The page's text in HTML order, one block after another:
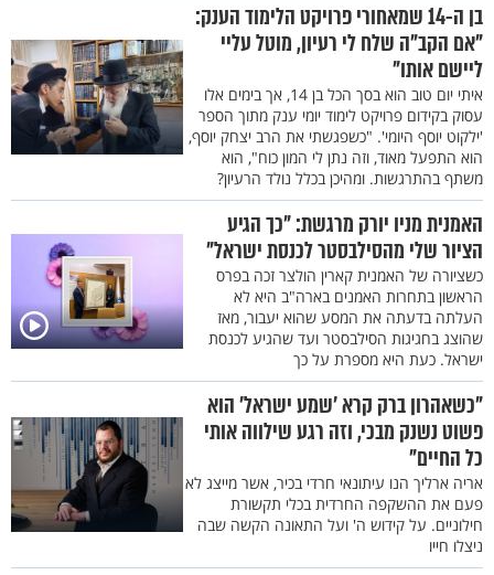
בן ה-14 שמאחורי פרויקט הלימוד הענק:
"אם הקב"ה שלח לי רעיון, מוטל עליי
ליישם אותו"
איתי יום טוב הוא בסך הכל בן 14, אך בימים אלו
עסוק בקידום פרויקט לימוד יומי ענק מתוך הספר
'ילקוט יוסף היומי'. "כשפגשתי את הרב יצחק יוסף,
הוא התפעל מאוד, וזה נתן לי המון כוח", הוא
משתף בהתרגשות. ומהיכן בכלל נולד הרעיון?
האמנית מניו יורק מרגשת: "כך הגיע
הציור שלי מהסילבסטר לכנסת ישראל"
כשציורה של האמנית קארין הולצר זכה בפרס
הראשון בתחרות האמנים בארה"ב היא לא
העלתה בדעתה את המסע שהוא יעבור, מאז
שהוצג בחגיגות הסילבסטר ועד שהגיע לכנסת
ישראל. כעת היא מספרת על כך
"כשאהרון ברק קרא 'שמע ישראל' הוא
פשוט נשנק מבכי, וזה רגע שילווה אותי
כל החיים"
אריה ארליך הנו עיתונאי חרדי בכיר, אשר מייצג לא
פעם את ההשקפה החרדית בכלי תקשורת
חילוניים. על קידוש ה' ועל התאונה הקשה שבה
ניצלו חייו